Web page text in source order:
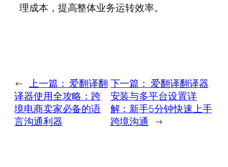
理成本，提高整体业务运转效率。
← 上一篇： 爱翻译翻
译器使用全攻略：跨
境电商卖家必备的语
言沟通利器
下一篇： 爱翻译翻译器
安装与多平台设置详
解：新手5分钟快速上手
跨境沟通 →